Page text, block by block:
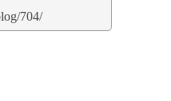
704/